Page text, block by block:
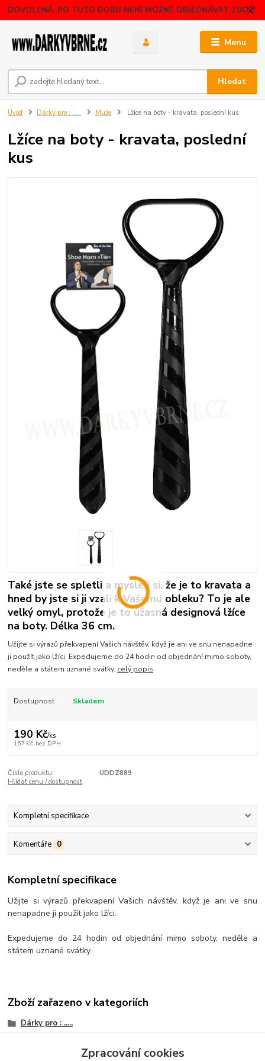
DOVOLENÁ. PO TUTO DOBU NENÍ MOŽNÉ OBJEDNÁVAT ZBOŽÍ.
Menu
Hledat
Úvod Dárky pro : ..... Muže Lžíce na boty - kravata, poslední kus
Lžíce na boty - kravata, poslední
kus
Také jste se spletli a mysleli si, že je to kravata a
hned by jste si ji vzali k Vašemu obleku? To je ale
velký omyl, protože je to úžasná designová lžíce
na boty. Délka 36 cm.
Užijte si výrazů překvapení Vašich návštěv, když je ani ve snu nenapadne
ji použít jako lžíci. Expedujeme do 24 hodin od objednání mimo soboty,
neděle a státem uznané svátky. celý popis
Dostupnost Skladem
190 Kč/ks
157 Kč bez DPH
Číslo produktu:
UDDZ889
Hlídat cenu / dostupnost
Kompletní specifikace
Komentáře 0
Kompletní specifikace
Užijte si výrazů překvapení Vašich návštěv, když je ani ve snu
nenapadne ji použít jako lžíci.
Expedujeme do 24 hodin od objednání mimo soboty, neděle a
státem uznané svátky.
Zboží zařazeno v kategoriích
Dárky pro : .....
Zpracování cookies